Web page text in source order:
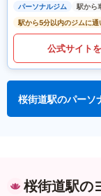
パーソナルジム
駅から
駅から5分以内のジムに通
公式サイト
桜街道駅のパーソ
桜街道駅の